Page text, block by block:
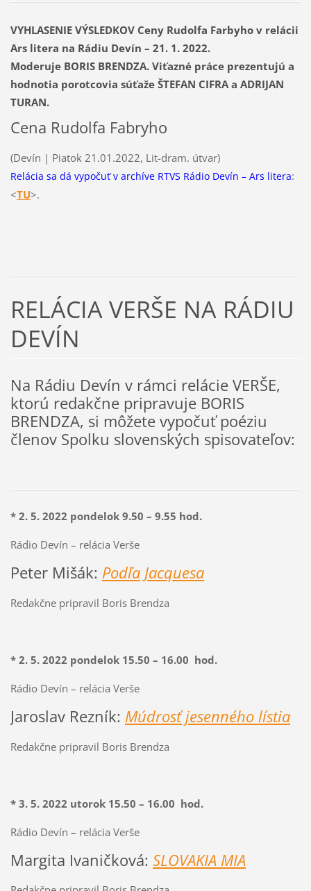
VYHLASENIE VÝSLEDKOV Ceny Rudolfa Farbyho v relácii
Ars litera na Rádiu Devín – 21. 1. 2022.
Moderuje BORIS BRENDZA. Viťazné práce prezentujú a
hodnotia porotcovia súťaže ŠTEFAN CIFRA a ADRIJAN
TURAN.
Cena Rudolfa Fabryho
(Devín | Piatok 21.01.2022, Lit-dram. útvar)
Relácia sa dá vypočuť v archíve RTVS Rádio Devín – Ars litera:
<TU>.
RELÁCIA VERŠE NA RÁDIU
DEVÍN
Na Rádiu Devín v rámci relácie VERŠE,
ktorú redakčne pripravuje BORIS
BRENDZA, si môžete vypočuť poéziu
členov Spolku slovenských spisovateľov:
* 2. 5. 2022 pondelok 9.50 – 9.55 hod.
Rádio Devín – relácia Verše
Peter Mišák: Podľa Jacquesa
Redakčne pripravil Boris Brendza
* 2. 5. 2022 pondelok 15.50 – 16.00 hod.
Rádio Devín – relácia Verše
Jaroslav Rezník: Múdrosť jesenného lístia
Redakčne pripravil Boris Brendza
* 3. 5. 2022 utorok 15.50 – 16.00 hod.
Rádio Devín – relácia Verše
Margita Ivaničková: SLOVAKIA MIA